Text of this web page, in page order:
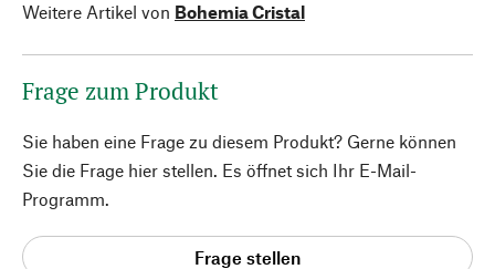
Weitere Artikel von Bohemia Cristal
Frage zum Produkt
Sie haben eine Frage zu diesem Produkt? Gerne können
Sie die Frage hier stellen. Es öffnet sich Ihr E-Mail-
Programm.
Frage stellen